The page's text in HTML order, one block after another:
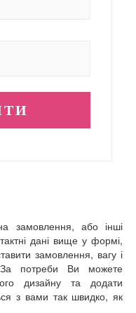
замовлення, або інші
дані вище у формі,
замовлення, вагу і
потреби Ви можете
дизайну та додати
з вами так швидко, як